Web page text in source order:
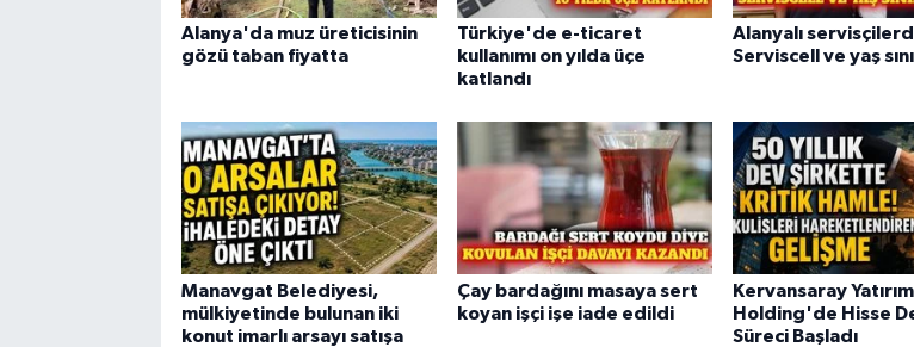
Alanya'da muz üreticisinin
gözü taban fiyatta
Türkiye'de e-ticaret
kullanımı on yılda üçe
katlandı
Alanyalı
Serviscell ve yaş
Manavgat Belediyesi,
mülkiyetinde bulunan iki
konut imarlı arsayı satışa
Çay bardağını masaya sert
koyan işçi işe iade edildi
Kervansaray Yatırım
Holding'de Hisse
Süreci Başladı